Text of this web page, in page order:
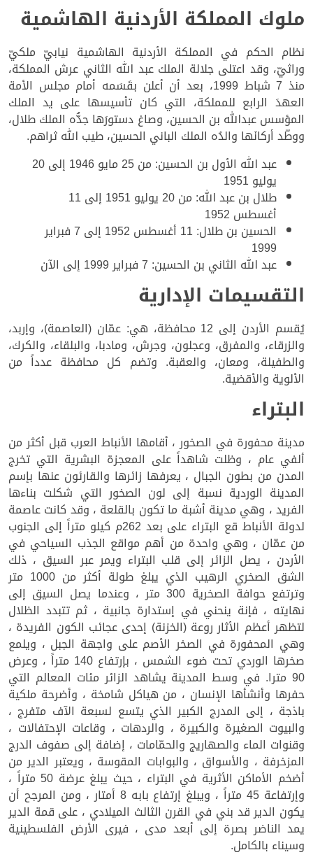
ملوك المملكة الأردنية الهاشمية
نظام الحكم في المملكة الأردنية الهاشمية نيابيّ ملكيّ
وراثيّ، وقد اعتلى جلالة الملك عبد الله الثاني عرش المملكة،
منذ 7 شباط 1999، بعد أن أعلن بقَسَمه أمام مجلس الأمة
العهدَ الرابع للمملكة، التي كان تأسيسها على يد الملك
المؤسس عبدالله بن الحسين، وصاغ دستورَها جدُّه الملك طلال،
ووطّد أركانَها والدُه الملك الباني الحسين، طيب الله ثراهم.
عبد الله الأول بن الحسين: من 25 مايو 1946 إلى 20
يوليو 1951
طلال بن عبد الله: من 20 يوليو 1951 إلى 11
أغسطس 1952
الحسين بن طلال: 11 أغسطس 1952 إلى 7 فبراير
1999
عبد الله الثاني بن الحسين: 7 فبراير 1999 إلى الآن
التقسيمات الإدارية
يُقسم الأردن إلى 12 محافظة، هي: عمّان (العاصمة)، وإربد،
والزرقاء، والمفرق، وعجلون، وجرش، ومادبا، والبلقاء، والكرك،
والطفيلة، ومعان، والعقبة. وتضم كل محافظة عدداً من
الألوية والأقضية.
البتراء
مدينة محفورة في الصخور ، أقامها الأنباط العرب قبل أكثر من
ألفي عام ، وظلت شاهداً على المعجزة البشرية التي تخرج
المدن من بطون الجبال ، يعرفها زائرها والقارئون عنها بإسم
المدينة الوردية نسبة إلى لون الصخور التي شكلت بناءها
الفريد ، وهي مدينة أشبة ما تكون بالقلعة ، وقد كانت عاصمة
لدولة الأنباط قع البتراء على بعد 262م كيلو متراً إلى الجنوب
من عمّان ، وهي واحدة من أهم مواقع الجذب السياحي في
الأردن ، يصل الزائر إلى قلب البتراء ويمر عبر السيق ، ذلك
الشق الصخري الرهيب الذي يبلغ طولة أكثر من 1000 متر
وترتفع حوافة الصخرية 300 متر ، وعندما يصل السيق إلى
نهايته ، فإنة ينحني في إستدارة جانبية ، ثم تتبدد الظلال
لتظهر أعظم الأثار روعة (الخزنة) إحدى عجائب الكون الفريدة ،
وهي المحفورة في الصخر الأصم على واجهة الجبل ، ويلمع
صخرها الوردي تحت ضوء الشمس ، بإرتفاع 140 متراً ، وعرض
90 مترا. في وسط المدينة يشاهد الزائر مئات المعالم التي
حفرها وأنشأها الإنسان ، من هياكل شامخة ، وأضرحة ملكية
باذجة ، إلى المدرج الكبير الذي يتسع لسبعة الآف متفرج ،
والبيوت الصغيرة والكبيرة ، والردهات ، وقاعات الإحتفالات ،
وقنوات الماء والصهاريج والحمّامات ، إضافة إلى صفوف الدرج
المزخرفة ، والأسواق ، والبوابات المقوسة ، ويعتبر الدير من
أضخم الأماكن الأثرية في البتراء ، حيث يبلغ عرضة 50 متراً ،
وإرتفاعة 45 متراً ، ويبلغ إرتفاع بابه 8 أمتار ، ومن المرجح أن
يكون الدير قد بني في القرن الثالث الميلادي ، على قمة الدير
يمد الناضر بصرة إلى أبعد مدى ، فيرى الأرض الفلسطينية
وسيناء بالكامل.